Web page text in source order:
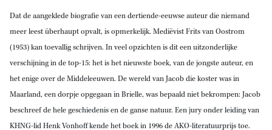
Dat de aangeklede biografie van een dertiende-eeuwse auteur die niemand
meer leest überhaupt opvalt, is opmerkelijk. Mediëvist Frits van Oostrom
(1953) kan toevallig schrijven. In veel opzichten is dit een uitzonderlijke
verschijning in de top-15: het is het nieuwste boek, van de jongste auteur, en
het enige over de Middeleeuwen. De wereld van Jacob die koster was in
Maarland, een dorpje opgegaan in Brielle, was bepaald niet bekrompen: Jacob
beschreef de hele geschiedenis en de ganse natuur. Een jury onder leiding van
KHNG-lid Henk Vonhoff kende het boek in 1996 de AKO-literatuurprijs toe.